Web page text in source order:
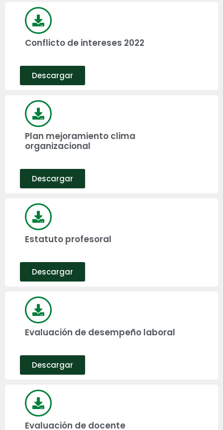
Conflicto de intereses 2022
Descargar
Plan mejoramiento clima
organizacional
Descargar
Estatuto profesoral
Descargar
Evaluación de desempeño laboral
Descargar
Evaluación de docente